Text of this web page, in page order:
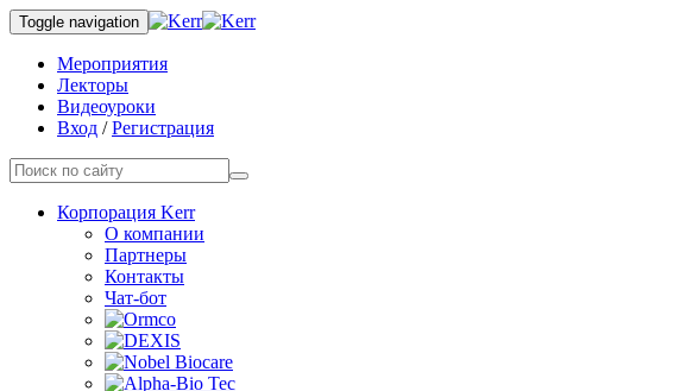
Toggle navigation
Мероприятия
Лекторы
Видеоуроки
Вход /Регистрация
Корпорация Kerr
О компании
Партнеры
Контакты
Чат-бот